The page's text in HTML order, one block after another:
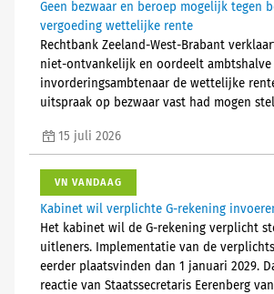
Geen bezwaar en beroep mogelijk tegen
vergoeding wettelijke rente
Rechtbank Zeeland-West-Brabant
niet-ontvankelijk en oordeelt ambtshalve
invorderingsambtenaar de wettelijke
uitspraak op bezwaar vast had mogen
15 juli 2026
VN VANDAAG
Kabinet wil verplichte G-rekening
Het kabinet wil de G-rekening verplicht
uitleners. Implementatie van de
eerder plaatsvinden dan 1 januari 2029.
reactie van Staatssecretaris Eerenberg